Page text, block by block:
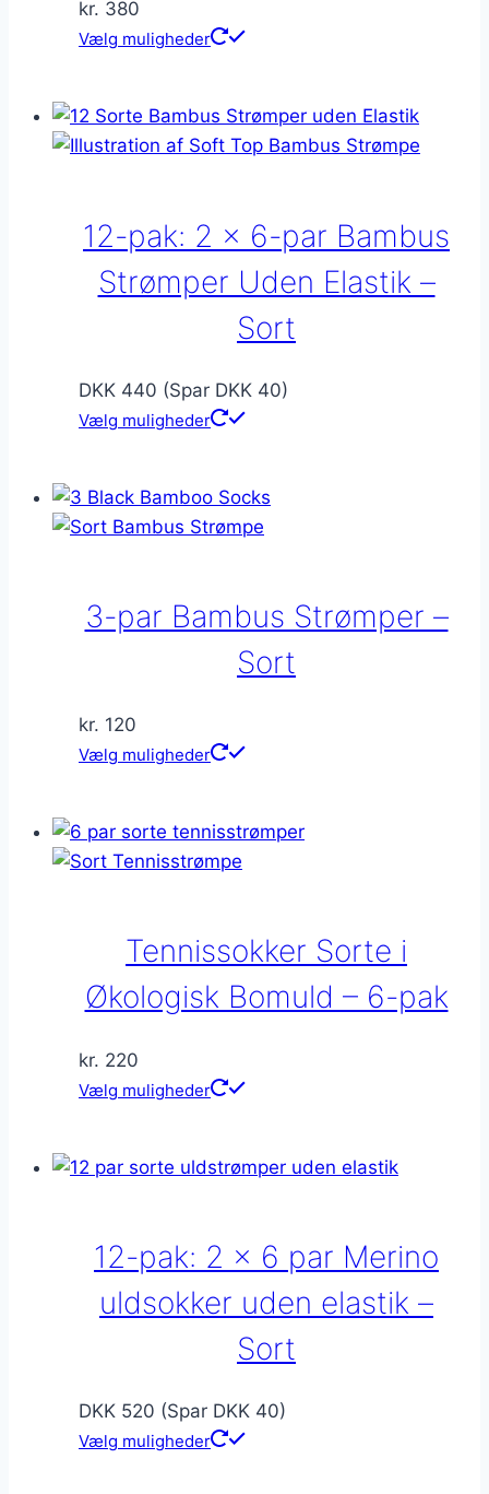
kr. 380
Vælg muligheder
Dette
flere
varianter.
vælges
på
varesiden
12-pak: 2 x 6-par Bambus
Strømper Uden Elastik –
Sort
DKK 440 (Spar DKK 40)
Vælg muligheder
3-par Bambus Strømper –
Sort
kr. 120
Vælg muligheder
Dette
flere
vælges
på
varesiden
Tennissokker Sorte i
Økologisk Bomuld – 6-pak
kr. 220
Vælg muligheder
Dette
flere
kan
vælges
på
varesiden
12-pak: 2 x 6 par Merino
uldsokker uden elastik –
Sort
DKK 520 (Spar DKK 40)
Vælg muligheder